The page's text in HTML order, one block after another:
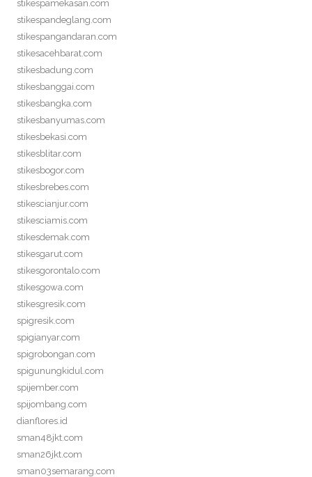
stikespamekasan.com
stikespandeglang.com
stikespangandaran.com
stikesacehbarat.com
stikesbadung.com
stikesbanggai.com
stikesbangka.com
stikesbanyumas.com
stikesbekasi.com
stikesblitar.com
stikesbogor.com
stikesbrebes.com
stikescianjur.com
stikesciamis.com
stikesdemak.com
stikesgarut.com
stikesgorontalo.com
stikesgowa.com
stikesgresik.com
spigresik.com
spigianyar.com
spigrobongan.com
spigunungkidul.com
spijember.com
spijombang.com
dianflores.id
sman48jkt.com
sman26jkt.com
sman03semarang.com